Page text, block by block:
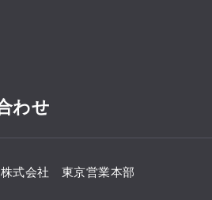
わせ
式会社 東京営業本部